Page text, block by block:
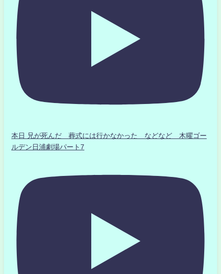
本日 兄が死んだ 葬式には行かなかった などなど 木曜ゴー
ルデン日浦劇場パート7